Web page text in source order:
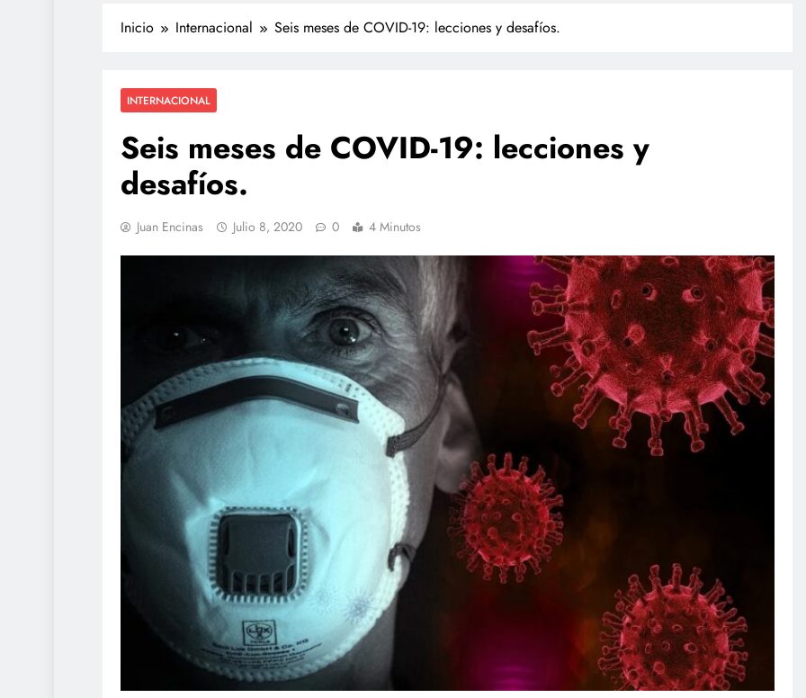
Inicio Internacional Seis meses de COVID-19: lecciones y desafíos.
INTERNACIONAL
Seis meses de COVID-19: lecciones y
desafíos.
Juan Encinas Julio 8, 2020 0 4 Minutos
Propuesta para la regulación de
redes sociales estará lista a finales
de agosto: Sheinbaum
julio 27, 2026